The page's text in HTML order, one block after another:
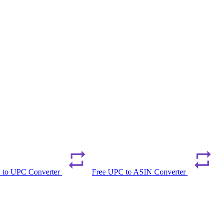
to UPC Converter
Free UPC to ASIN Converter